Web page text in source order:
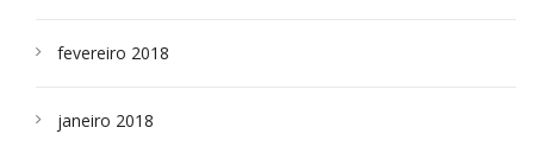
fevereiro 2018
janeiro 2018